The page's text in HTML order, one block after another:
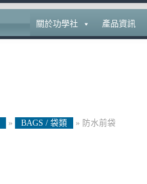
關於功學社 產品資訊
» BAGS / 袋類 » 防水前袋